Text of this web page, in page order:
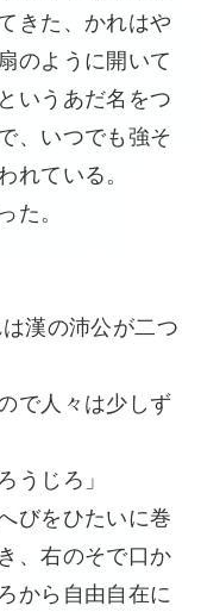
きた、かれはや
のように開いて
いうあだ名をつ
、いつでも強そ
れている。
。
漢の沛公が二つ
で人々は少しず
うじろ」
びをひたいに巻
、右のそで口か
から自由自在に